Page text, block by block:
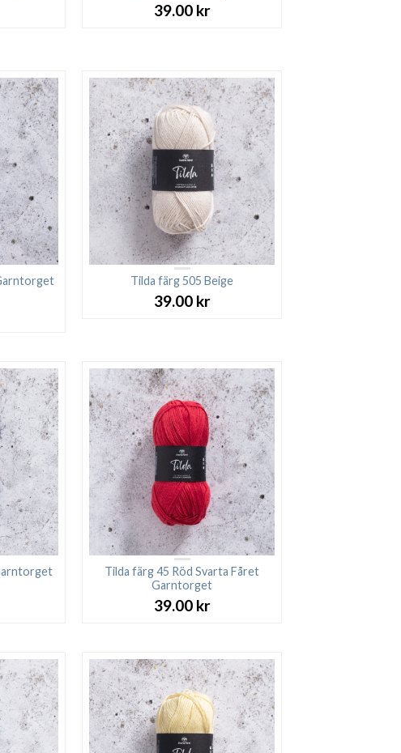
39.00 kr
Tilda färg 505 Beige
39.00 kr
Tilda färg 45 Röd Svarta Fåret
Garntorget
39.00 kr